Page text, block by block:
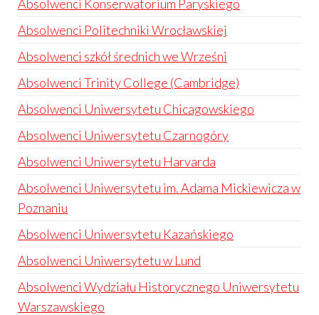
Absolwenci Konserwatorium Paryskiego
Absolwenci Politechniki Wrocławskiej
Absolwenci szkół średnich we Wrześni
Absolwenci Trinity College (Cambridge)
Absolwenci Uniwersytetu Chicagowskiego
Absolwenci Uniwersytetu Czarnogóry
Absolwenci Uniwersytetu Harvarda
Absolwenci Uniwersytetu im. Adama Mickiewicza w
Poznaniu
Absolwenci Uniwersytetu Kazańskiego
Absolwenci Uniwersytetu w Lund
Absolwenci Wydziału Historycznego Uniwersytetu
Warszawskiego